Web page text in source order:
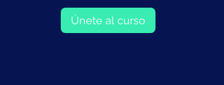
Únete al curso